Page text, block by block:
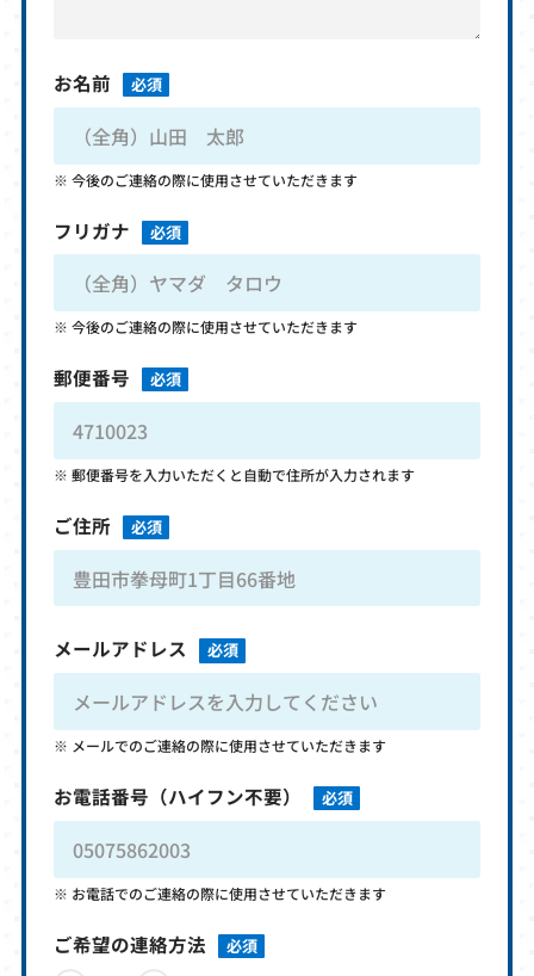
お名前 必須
今後のご連絡の際に使用させていただきます
フリガナ 必須
今後のご連絡の際に使用させていただきます
郵便番号 必須
郵便番号を入力いただくと自動で住所が入力されます
ご住所 必須
メールアドレス 必須
メールでのご連絡の際に使用させていただきます
お電話番号 （ハイフン不要） 必須
お電話でのご連絡の際に使用させていただきます
ご希望の連絡方法 必須